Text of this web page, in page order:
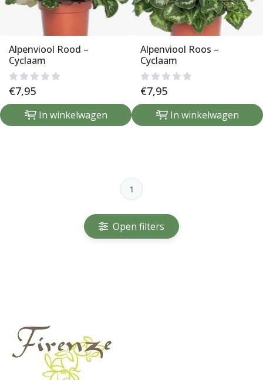
Alpenviool Rood –
Cyclaam
€7,95
In winkelwagen
Alpenviool Roos –
Cyclaam
€7,95
In winkelwagen
1
Open filters